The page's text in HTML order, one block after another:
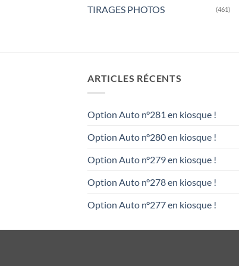
TIRAGES PHOTOS (461)
ARTICLES RÉCENTS
Option Auto n°281 en kiosque !
Option Auto n°280 en kiosque !
Option Auto n°279 en kiosque !
Option Auto n°278 en kiosque !
Option Auto n°277 en kiosque !